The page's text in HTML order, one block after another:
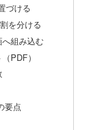
づける
を分ける
組み込む
PDF）
要点